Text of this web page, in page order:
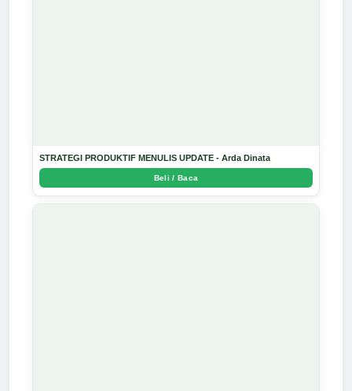
STRATEGI PRODUKTIF MENULIS UPDATE - Arda Dinata
Beli / Baca